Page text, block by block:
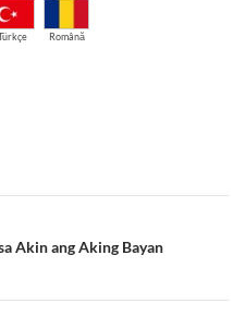
Română
Akin ang Aking Bayan